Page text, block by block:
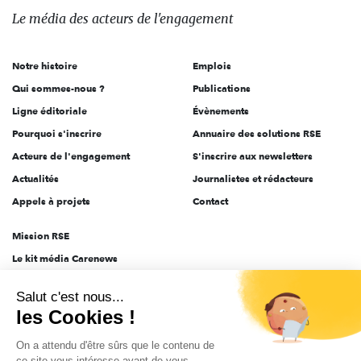
des
l'engagement
Le média des acteurs de l'engagement
Notre histoire
Qui sommes-nous ?
Ligne éditoriale
Pourquoi s'inscrire
Acteurs de l'engagement
Actualités
Appels à projets
Emplois
Publications
Évènements
Annuaire des solutions RSE
S'inscrire aux newsletters
Journalistes et rédacteurs
Contact
Mission RSE
Le kit média Carenews
AEF info
Novethic
PRODURABLE
Salut c'est nous...
les Cookies !
On a attendu d'être sûrs que le contenu de